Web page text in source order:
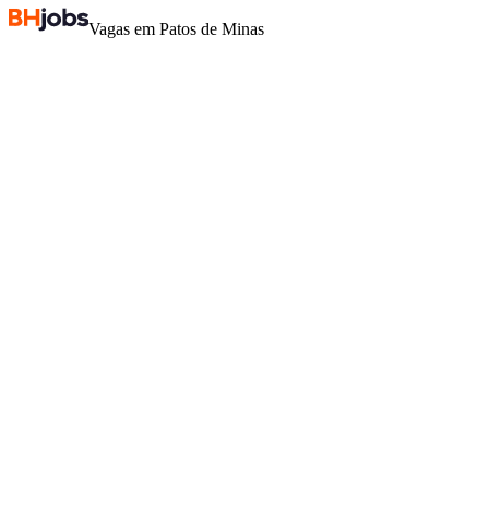
Vagas em Patos de Minas